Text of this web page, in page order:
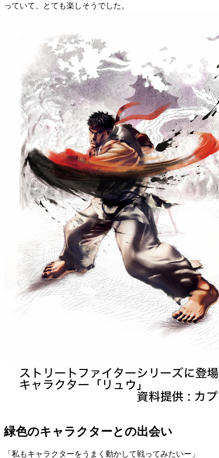
っていて、とても楽しそうでした。
緑色のキャラクターとの出会い
「私もキャラクターをうまく動かして戦ってみたいー」